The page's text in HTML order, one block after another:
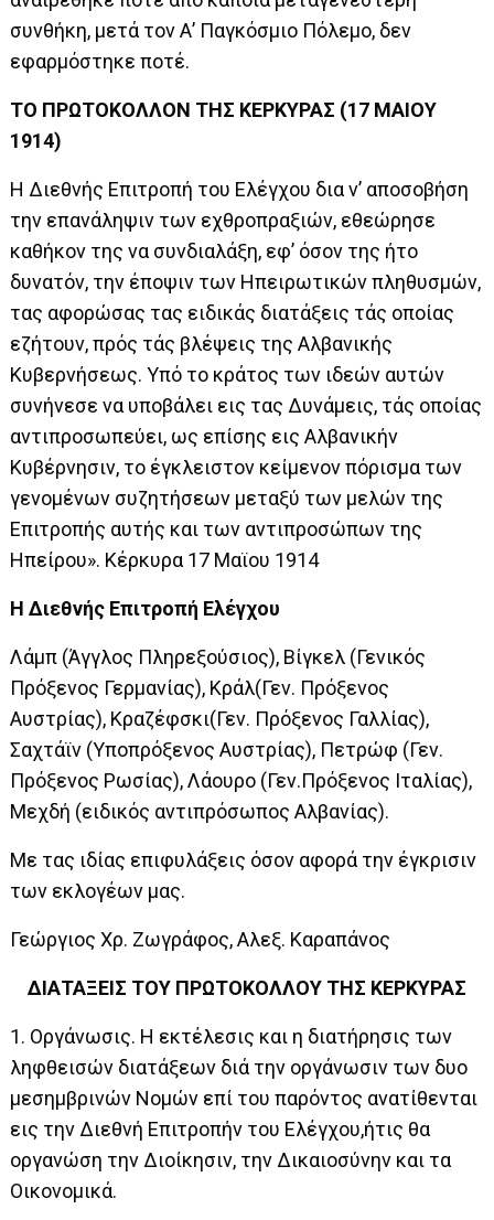
συνθήκη, μετά τον Α’ Παγκόσμιο Πόλεμο, δεν
εφαρμόστηκε ποτέ.
ΤΟ ΠΡΩΤΟΚΟΛΛΟΝ ΤΗΣ ΚΕΡΚΥΡΑΣ (17 ΜΑΙΟΥ
1914)
Η Διεθνής Επιτροπή του Ελέγχου δια ν’ αποσοβήση
την επανάληψιν των εχθροπραξιών, εθεώρησε
καθήκον της να συνδιαλάξη, εφ’ όσον της ήτο
δυνατόν, την έποψιν των Ηπειρωτικών πληθυσμών,
τας αφορώσας τας ειδικάς διατάξεις τάς οποίας
εζήτουν, πρός τάς βλέψεις της Αλβανικής
Κυβερνήσεως. Υπό το κράτος των ιδεών αυτών
συνήνεσε να υποβάλει εις τας Δυνάμεις, τάς οποίας
αντιπροσωπεύει, ως επίσης εις Αλβανικήν
Κυβέρνησιν, το έγκλειστον κείμενον πόρισμα των
γενομένων συζητήσεων μεταξύ των μελών της
Επιτροπής αυτής και των αντιπροσώπων της
Ηπείρου». Κέρκυρα 17 Μαϊου 1914
Η Διεθνής Επιτροπή Ελέγχου
Λάμπ (Άγγλος Πληρεξούσιος), Βίγκελ (Γενικός
Πρόξενος Γερμανίας), Κράλ(Γεν. Πρόξενος
Αυστρίας), Κραζέφσκι(Γεν. Πρόξενος Γαλλίας),
Σαχτάϊν (Υποπρόξενος Αυστρίας), Πετρώφ (Γεν.
Πρόξενος Ρωσίας), Λάουρο (Γεν.Πρόξενος Ιταλίας),
Μεχδή (ειδικός αντιπρόσωπος Αλβανίας).
Με τας ιδίας επιφυλάξεις όσον αφορά την έγκρισιν
των εκλογέων μας.
Γεώργιος Χρ. Ζωγράφος, Αλεξ. Καραπάνος
ΔΙΑΤΑΞΕΙΣ ΤΟΥ ΠΡΩΤΟΚΟΛΛΟΥ ΤΗΣ ΚΕΡΚΥΡΑΣ
1. Οργάνωσις. Η εκτέλεσις και η διατήρησις των
ληφθεισών διατάξεων διά την οργάνωσιν των δυο
μεσημβρινών Νομών επί του παρόντος ανατίθενται
εις την Διεθνή Επιτροπήν του Ελέγχου,ήτις θα
οργανώση την Διοίκησιν, την Δικαιοσύνην και τα
Οικονομικά.